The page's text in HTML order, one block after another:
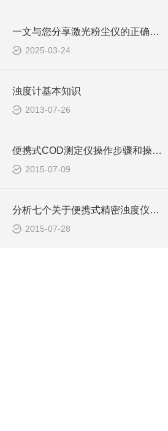
一文与您分享激光粉尘仪的正确使用步骤
2025-03-24
浊度计基本知识
2013-07-26
便携式COD测定仪操作步骤和操作技巧
2015-07-09
分析七个关于便携式精密浊度仪的特点
2015-07-28